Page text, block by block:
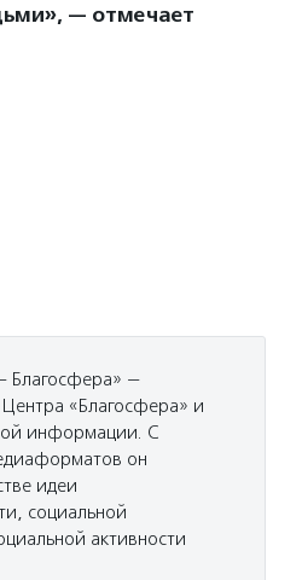
— отмечает
Благосфера» —
«Благосфера» и
информации. С
он
идеи
социальной
активности